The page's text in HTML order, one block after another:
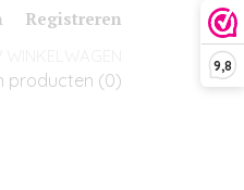
9,8
Registreren
producten (0)